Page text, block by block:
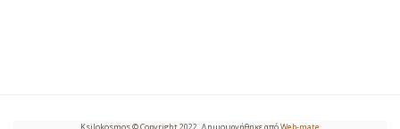
Ksilokosmos © Copyright 2022. Δημιουργήθηκε απόWeb-mate